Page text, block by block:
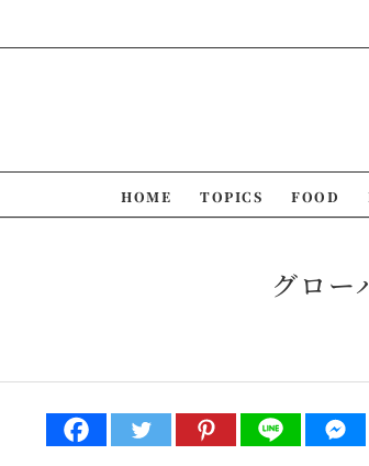
to
HOME TOPICS FOOD
グロ